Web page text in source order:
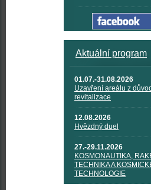
Aktuální program
01.07.-31.08.2026
Uzavření areálu z
revitalizace
12.08.2026
Hvězdný duel
27.-29.11.2026
KOSMONAUTIKA,
TECHNIKA A
TECHNOLOGIE